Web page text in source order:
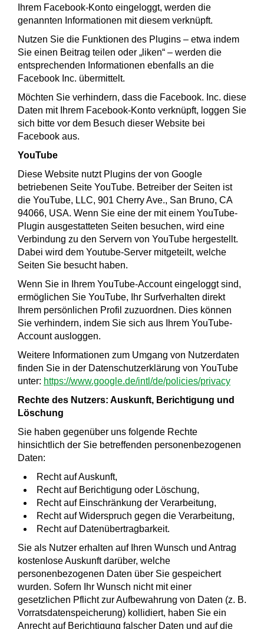
Ihrem Facebook-Konto eingeloggt, werden die
genannten Informationen mit diesem verknüpft.
Nutzen Sie die Funktionen des Plugins – etwa indem
Sie einen Beitrag teilen oder „liken“ – werden die
entsprechenden Informationen ebenfalls an die
Facebook Inc. übermittelt.
Möchten Sie verhindern, dass die Facebook. Inc. diese
Daten mit Ihrem Facebook-Konto verknüpft, loggen Sie
sich bitte vor dem Besuch dieser Website bei
Facebook aus.
YouTube
Diese Website nutzt Plugins der von Google
betriebenen Seite YouTube. Betreiber der Seiten ist
die YouTube, LLC, 901 Cherry Ave., San Bruno, CA
94066, USA. Wenn Sie eine der mit einem YouTube-
Plugin ausgestatteten Seiten besuchen, wird eine
Verbindung zu den Servern von YouTube hergestellt.
Dabei wird dem Youtube-Server mitgeteilt, welche
Seiten Sie besucht haben.
Wenn Sie in Ihrem YouTube-Account eingeloggt sind,
ermöglichen Sie YouTube, Ihr Surfverhalten direkt
Ihrem persönlichen Profil zuzuordnen. Dies können
Sie verhindern, indem Sie sich aus Ihrem YouTube-
Account ausloggen.
Weitere Informationen zum Umgang von Nutzerdaten
finden Sie in der Datenschutzerklärung von YouTube
unter: https://www.google.de/intl/de/policies/privacy
Rechte des Nutzers: Auskunft, Berichtigung und
Löschung
Sie haben gegenüber uns folgende Rechte
hinsichtlich der Sie betreffenden personenbezogenen
Daten:
Recht auf Auskunft,
Recht auf Berichtigung oder Löschung,
Recht auf Einschränkung der Verarbeitung,
Recht auf Widerspruch gegen die Verarbeitung,
Recht auf Datenübertragbarkeit.
Sie als Nutzer erhalten auf Ihren Wunsch und Antrag
kostenlose Auskunft darüber, welche
personenbezogenen Daten über Sie gespeichert
wurden. Sofern Ihr Wunsch nicht mit einer
gesetzlichen Pflicht zur Aufbewahrung von Daten (z. B.
Vorratsdatenspeicherung) kollidiert, haben Sie ein
Anrecht auf Berichtigung falscher Daten und auf die